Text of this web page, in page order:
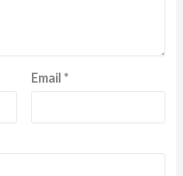
Email*